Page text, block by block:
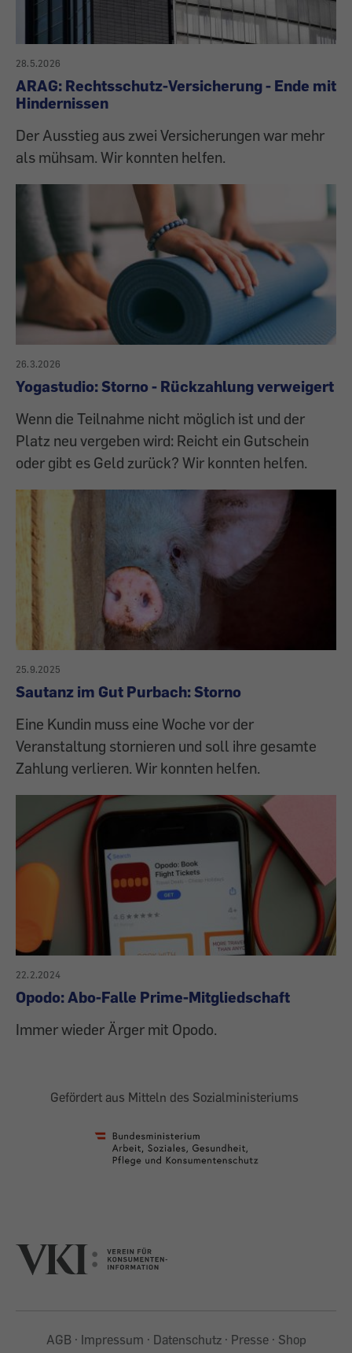
28.5.2026
ARAG: Rechtsschutz-Versicherung - Ende mit
Hindernissen
Der Ausstieg aus zwei Versicherungen war mehr
als mühsam. Wir konnten helfen.
26.3.2026
Yogastudio: Storno - Rückzahlung verweigert
Wenn die Teilnahme nicht möglich ist und der
Platz neu vergeben wird: Reicht ein Gutschein
oder gibt es Geld zurück? Wir konnten helfen.
25.9.2025
Sautanz im Gut Purbach: Storno
Eine Kundin muss eine Woche vor der
Veranstaltung stornieren und soll ihre gesamte
Zahlung verlieren. Wir konnten helfen.
22.2.2024
Opodo: Abo-Falle Prime-Mitgliedschaft
Immer wieder Ärger mit Opodo.
Gefördert aus Mitteln des Sozialministeriums
AGB Impressum Datenschutz Presse
Shop